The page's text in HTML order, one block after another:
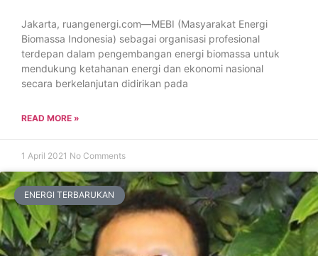
Jakarta, ruangenergi.com—MEBI (Masyarakat Energi
Biomassa Indonesia) sebagai organisasi profesional
terdepan dalam pengembangan energi biomassa untuk
mendukung ketahanan energi dan ekonomi nasional
secara berkelanjutan didirikan pada
READ MORE »
1 April 2021 No Comments
ENERGI TERBARUKAN